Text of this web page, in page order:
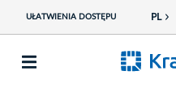
UŁATWIENIA DOSTĘPU PL